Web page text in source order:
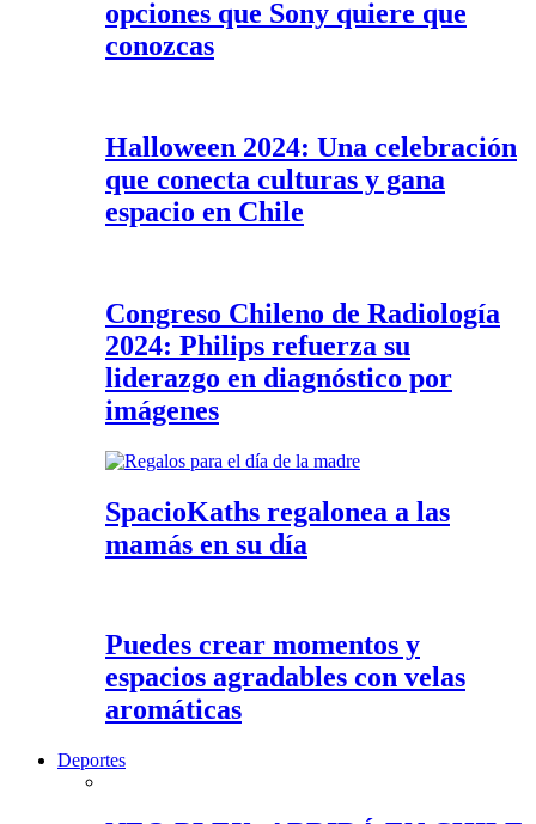
opciones que Sony quiere que
conozcas
Halloween 2024: Una celebración
que conecta culturas y gana
espacio en Chile
Congreso Chileno de Radiología
2024: Philips refuerza su
liderazgo en diagnóstico por
imágenes
SpacioKaths regalonea a las
mamás en su día
Puedes crear momentos y
espacios agradables con velas
aromáticas
Deportes